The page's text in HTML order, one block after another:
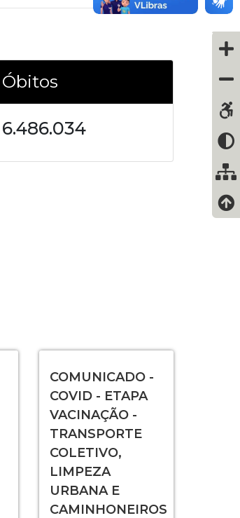
Óbitos
6.486.034
COMUNICADO -
COVID - ETAPA
VACINAÇÃO -
TRANSPORTE
COLETIVO,
LIMPEZA
URBANA E
CAMINHONEIROS